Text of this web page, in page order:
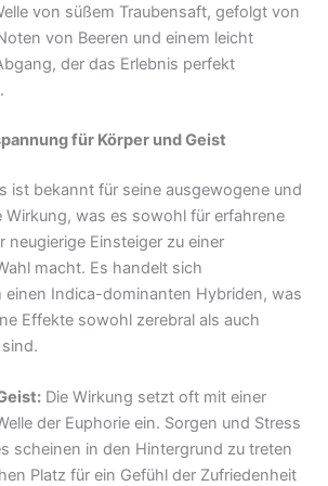
von süßem Traubensaft, gefolgt von
von Beeren und einem leicht
der das Erlebnis perfekt
für Körper und Geist
ist bekannt für seine ausgewogene und
was es sowohl für erfahrene
neugierige Einsteiger zu einer
macht. Es handelt sich
einen Indica-dominanten Hybriden, was
Effekte sowohl zerebral als auch
Die Wirkung setzt oft mit einer
der Euphorie ein. Sorgen und Stress
scheinen in den Hintergrund zu treten
Platz für ein Gefühl der Zufriedenheit